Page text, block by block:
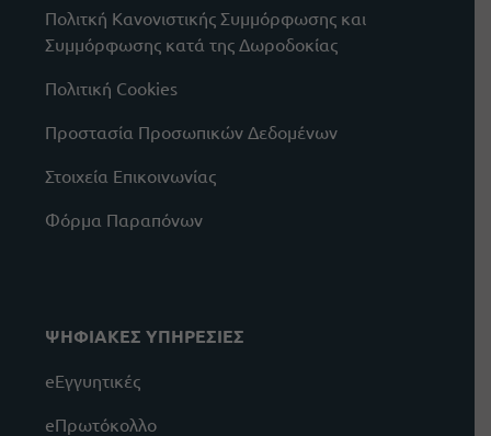
Πολιτκή Κανονιστικής Συμμόρφωσης και
Συμμόρφωσης κατά της Δωροδοκίας
Πολιτική Cookies
Προστασία Προσωπικών Δεδομένων
Στοιχεία Επικοινωνίας
Φόρμα Παραπόνων
ΨΗΦΙΑΚΕΣ ΥΠΗΡΕΣΙΕΣ
eΕγγυητικές
eΠρωτόκολλο